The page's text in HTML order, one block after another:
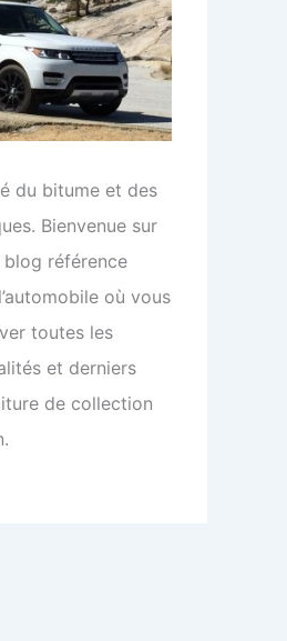
du bitume et des
Bienvenue sur
référence
où vous
toutes les
et derniers
de collection